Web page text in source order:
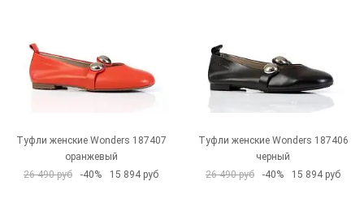
Туфли женские Wonders 187407
оранжевый
26 490 руб
-40% 15 894 руб
Туфли женские Wonders 187406
черный
26 490 руб
-40% 15 894 руб